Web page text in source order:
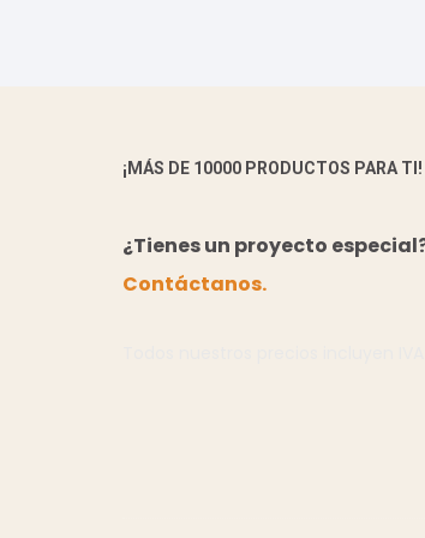
¡MÁS DE 10000 PRODUCTOS PARA TI!
¿Tienes un proyecto
Contáctanos.